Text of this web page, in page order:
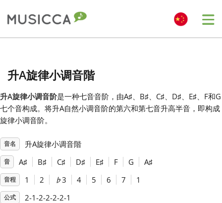
Български
Dansk
Deutsch
English
升A旋律小调音階
升A旋律小调音阶是一种七音音阶，由A♯、B♯、C♯、D♯、E♯、F和G
七个音构成。将升A自然小调音阶的第六和第七音升高半音，即构成
旋律小调音阶。
音名 升A旋律小调音階
音 A♯ B♯ C♯ D♯ E♯ F G A♯
音程 1 2 ♭3 4 5 6 7 1
公式 2-1-2-2-2-2-1